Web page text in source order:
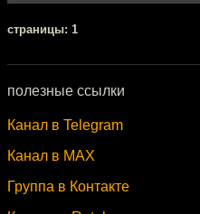
cтраницы: 1
полезные ссылки
Канал в Telegram
Канал в MAX
Группа в Контакте